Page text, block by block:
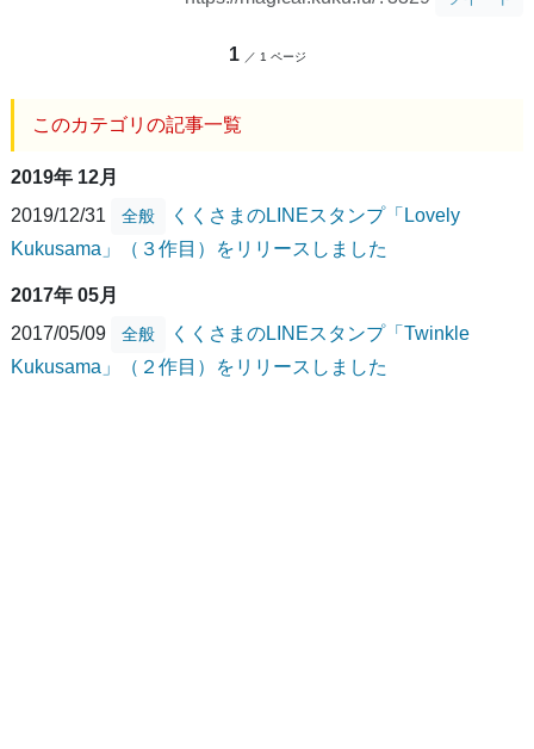
1 ／ 1 ページ
このカテゴリの記事一覧
2019年 12月
2019/12/31
全般
くくさまのLINEスタンプ「Lovely
Kukusama」（３作目）をリリースしました
2017年 05月
2017/05/09
全般
くくさまのLINEスタンプ「Twinkle
Kukusama」（２作目）をリリースしました